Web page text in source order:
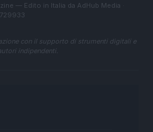
— Edito in Italia da AdHub Media
con il supporto di strumenti digitali e
indipendenti.